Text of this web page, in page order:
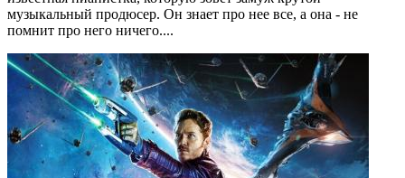
музыкальный продюсер. Он знает про нее все, а она - не
помнит про него ничего....